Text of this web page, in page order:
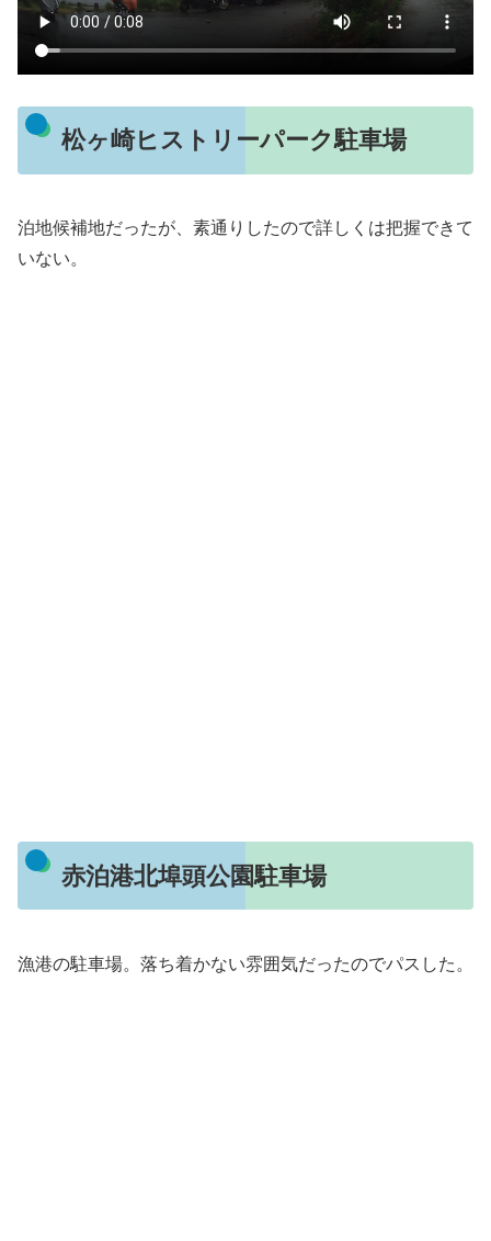
松ヶ崎ヒストリーパーク駐車場
泊地候補地だったが、素通りしたので詳しくは把握できて
いない。
赤泊港北埠頭公園駐車場
漁港の駐車場。落ち着かない雰囲気だったのでパスした。